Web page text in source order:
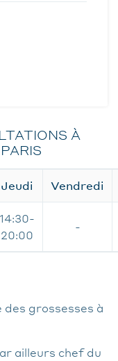
À
Jeudi Vendredi
14:30-
20:00
-
grossesses à
ailleurs chef du